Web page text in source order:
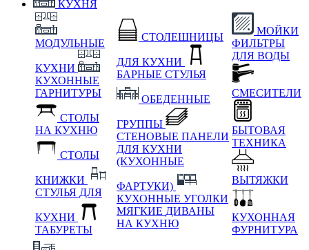
КУХНЯ
МОДУЛЬНЫЕ
КУХНИ
КУХОННЫЕ
ГАРНИТУРЫ
СТОЛЫ
НА КУХНЮ
СТОЛЫ
КНИЖКИ
СТУЛЬЯ ДЛЯ
КУХНИ
ТАБУРЕТЫ
СТОЛЕШНИЦЫ
ДЛЯ КУХНИ
БАРНЫЕ СТУЛЬЯ
ОБЕДЕННЫЕ
ГРУППЫ
СТЕНОВЫЕ ПАНЕЛИ
ДЛЯ КУХНИ
(КУХОННЫЕ
ФАРТУКИ)
КУХОННЫЕ УГОЛКИ
МЯГКИЕ ДИВАНЫ
НА КУХНЮ
МОЙКИ
ФИЛЬТРЫ
ДЛЯ ВОДЫ
СМЕСИТЕЛИ
БЫТОВАЯ
ТЕХНИКА
ВЫТЯЖКИ
КУХОННАЯ
ФУРНИТУРА